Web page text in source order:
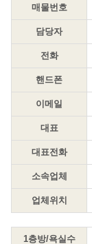
매물번호
담당자
전화
핸드폰
이메일
대표
대표전화
소속업체
업체위치
1층방/욕실수